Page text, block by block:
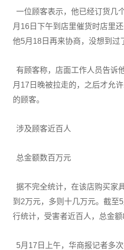
一位顾客表示，他已经订货几
月16日下午到店里催货时店里
他5月18日再来协商，没想到过
有顾客称，店面工作人员告诉
月17日晚被拉走的，之后才允
的顾客。
涉及顾客近百人
总金额数百万元
据不完全统计，在该店购买家
到2万元，多则十几万元。截至
行统计，受害者近百人，总金额
5月17日上午，华商报记者多